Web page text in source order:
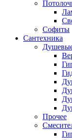
Софиты
Сантехника
Прочее